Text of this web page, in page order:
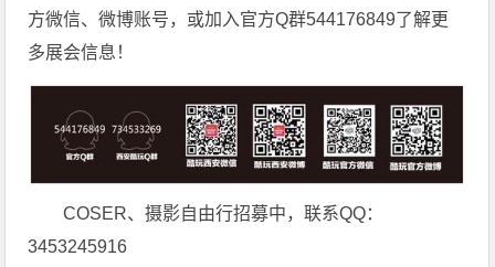
方微信、微博账号，或加入官方Q群544176849了解更
多展会信息！
COSER、摄影自由行招募中，联系QQ：
3453245916